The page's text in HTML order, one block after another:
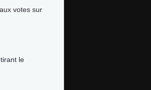
votes sur
le